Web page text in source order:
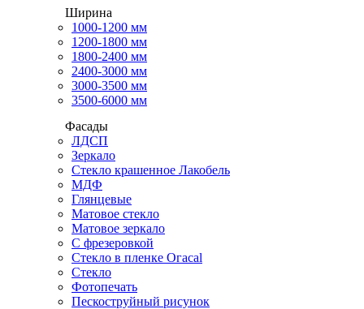
Ширина
1000-1200 мм
1200-1800 мм
1800-2400 мм
2400-3000 мм
3000-3500 мм
3500-6000 мм
Фасады
ЛДСП
Зеркало
Стекло крашенное Лакобель
МДФ
Глянцевые
Матовое стекло
Матовое зеркало
С фрезеровкой
Стекло в пленке Огасаl
Стекло
Фотопечать
Пескоструйный рисунок